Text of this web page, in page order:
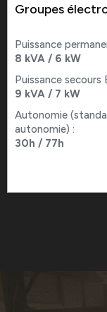
Groupes
Puissance
8 kVA / 6 kW
Puissance secours
9 kVA / 7 kW
Autonomie
autonomie) :
30h / 77h